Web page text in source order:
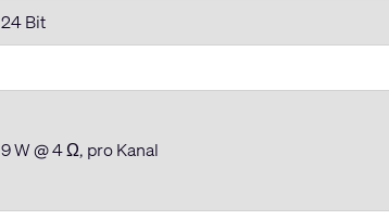
24 Bit
9 W @ 4 Ω, pro Kanal